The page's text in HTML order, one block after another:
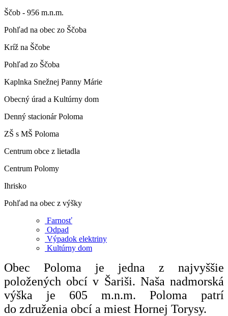
Ščob - 956 m.n.m.
Pohľad na obec zo Ščoba
Kríž na Ščobe
Pohľad zo Ščoba
Kaplnka Snežnej Panny Márie
Obecný úrad a Kultúrny dom
Denný stacionár Poloma
ZŠ s MŠ Poloma
Centrum obce z lietadla
Centrum Polomy
Ihrisko
Pohľad na obec z výšky
Farnosť
Odpad
Výpadok elektriny
Kultúrny dom
Obec Poloma je jedna z najvyššie
položených obcí v Šariši. Naša nadmorská
výška je 605 m.n.m. Poloma patrí
do združenia obcí a miest Hornej Torysy.